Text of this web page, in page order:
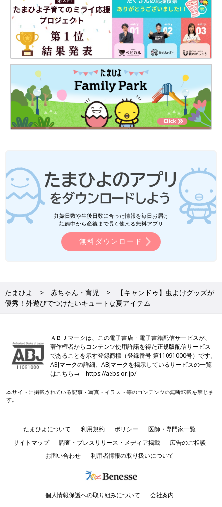
妊娠日数や生後日数に合った情報を毎日お届け
妊娠中から産後まで長く使える無料アプリ
無料ダウンロード
たまひよ 赤ちゃん・育児
【キャンドゥ】虫よけグッズが
優秀！外遊びでつけたいキュートな夏アイテム
ＡＢＪマークは、この電子書店・電子書籍配信サービスが、
著作権者からコンテンツ使用許諾を得た正規版配信サービス
であることを示す登録商標（登録番号 第11091000号）です。
ABJマークの詳細、ABJマークを掲示しているサービスの一覧
はこちら→https://aebs.or.jp/
本サイトに掲載されている記事・写真・イラスト等のコンテンツの無断転載を禁じま
す。
たまひよについて 利用規約 ポリシー
医師・専門家一覧
サイトマップ
調査・プレスリリース・メディア掲載
広告のご相談
お問い合わせ
利用者情報の取り扱いについて
個人情報保護への取り組みについて 会社案内